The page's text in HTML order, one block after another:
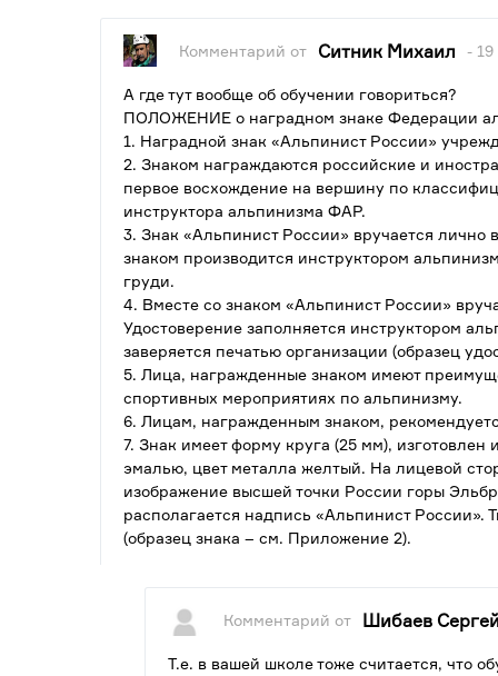
Комментарий от Ситник Михаил - 19
А где тут вообще об обучении говориться?
ПОЛОЖЕНИЕ о наградном знаке Федерации
1. Наградной знак «Альпинист России»
2. Знаком награждаются российские и
первое восхождение на вершину по
инструктора альпинизма ФАР.
3. Знак «Альпинист России» вручается лично
знаком производится инструктором
груди.
4. Вместе со знаком «Альпинист России»
Удостоверение заполняется инструктором
заверяется печатью организации (образец
5. Лица, награжденные знаком имеют
спортивных мероприятиях по альпинизму.
6. Лицам, награжденным знаком,
7. Знак имеет форму круга (25 мм),
эмалью, цвет металла желтый. На лицевой
изображение высшей точки России горы
располагается надпись «Альпинист России».
(образец знака – см. Приложение 2).
Комментарий от Шибаев
Т.е. в вашей школе тоже считается, что